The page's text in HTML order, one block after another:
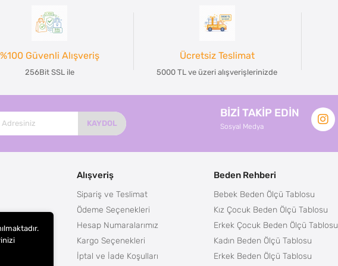
%100 Güvenli Alışveriş
256Bit SSL ile
Ücretsiz Teslimat
5000 TL ve üzeri alışverişlerinizde
KAYDOL
BİZİ TAKİP EDİN
Sosyal Medya
Alışveriş
Sipariş ve Teslimat
Ödeme Seçenekleri
Hesap Numaralarımız
Kargo Seçenekleri
İptal ve İade Koşulları
Beden Rehberi
Bebek Beden Ölçü Tablosu
Kız Çocuk Beden Ölçü Tablosu
Erkek Çocuk Beden Ölçü Tablosu
Kadın Beden Ölçü Tablosu
Erkek Beden Ölçü Tablosu